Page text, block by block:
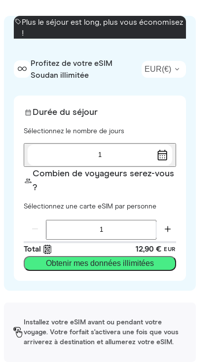
Plus le séjour est long, plus vous économisez
!
Profitez de votre eSIM
Soudan illimitée
EUR(€)
Durée du séjour
Sélectionnez le nombre de jours
1
Combien de voyageurs serez-vous
?
Sélectionnez une carte eSIM par personne
Total 12,90 € EUR
Obtenir mes données illimitées
Installez votre eSIM avant ou pendant votre
voyage. Votre forfait s'activera une fois que vous
arriverez à destination et allumerez votre eSIM.